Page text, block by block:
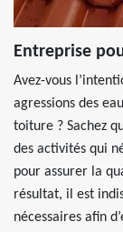
Entreprise
Avez-vous
agressions des
toiture ? Sachez
des activités qui
pour assurer la
résultat, il est
nécessaires afin